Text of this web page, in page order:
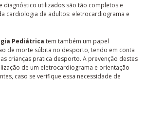
diagnóstico utilizados são tão completos e
cardiologia de adultos: eletrocardiograma e
Pediátrica tem também um papel
de morte súbita no desporto, tendo em conta
crianças pratica desporto. A prevenção destes
de um eletrocardiograma e orientação
caso se verifique essa necessidade de